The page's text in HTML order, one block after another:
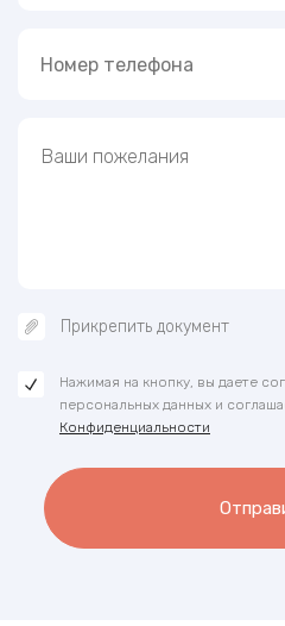
Нажимая на кнопку, вы даете
персональных данных и
Конфиденциальности
Прикрепить документ